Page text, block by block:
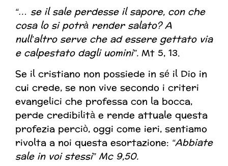
“… se il sale perdesse il sapore, con che
cosa lo si potrà render salato? A
null’altro serve che ad essere gettato via
e calpestato dagli uomini”.Mt 5, 13.
Se il cristiano non possiede in sé il Dio in
cui crede, se non vive secondo i criteri
evangelici che professa con la bocca,
perde credibilità e rende attuale questa
profezia perciò, oggi come ieri, sentiamo
rivolta a noi questa esortazione: “Abbiate
sale in voi stessi”Mc 9,50.